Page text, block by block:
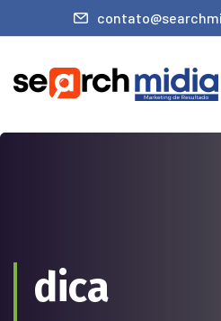
dica